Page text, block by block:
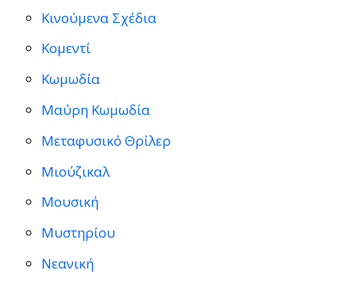
Κινούμενα Σχέδια
Κομεντί
Κωμωδία
Μαύρη Κωμωδία
Μεταφυσικό Θρίλερ
Μιούζικαλ
Μουσική
Μυστηρίου
Νεανική